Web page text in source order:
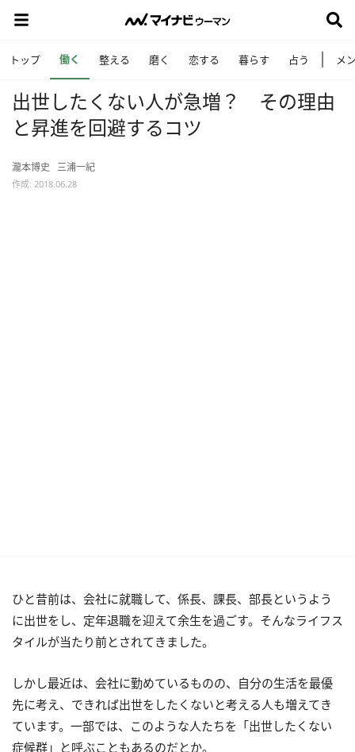
トップ 働く 整える 磨く 恋する 暮らす 占う メ
出世したくない人が急増？ その理由
と昇進を回避するコツ
瀧本博史 三浦一紀
作成: 2018.06.28
ひと昔前は、会社に就職して、係長、課長、部長というよう
に出世をし、定年退職を迎えて余生を過ごす。そんなライフス
タイルが当たり前とされてきました。
しかし最近は、会社に勤めているものの、自分の生活を最優
先に考え、できれば出世をしたくないと考える人も増えてき
ています。一部では、このような人たちを「出世したくない
症候群」と呼ぶこともあるのだとか。